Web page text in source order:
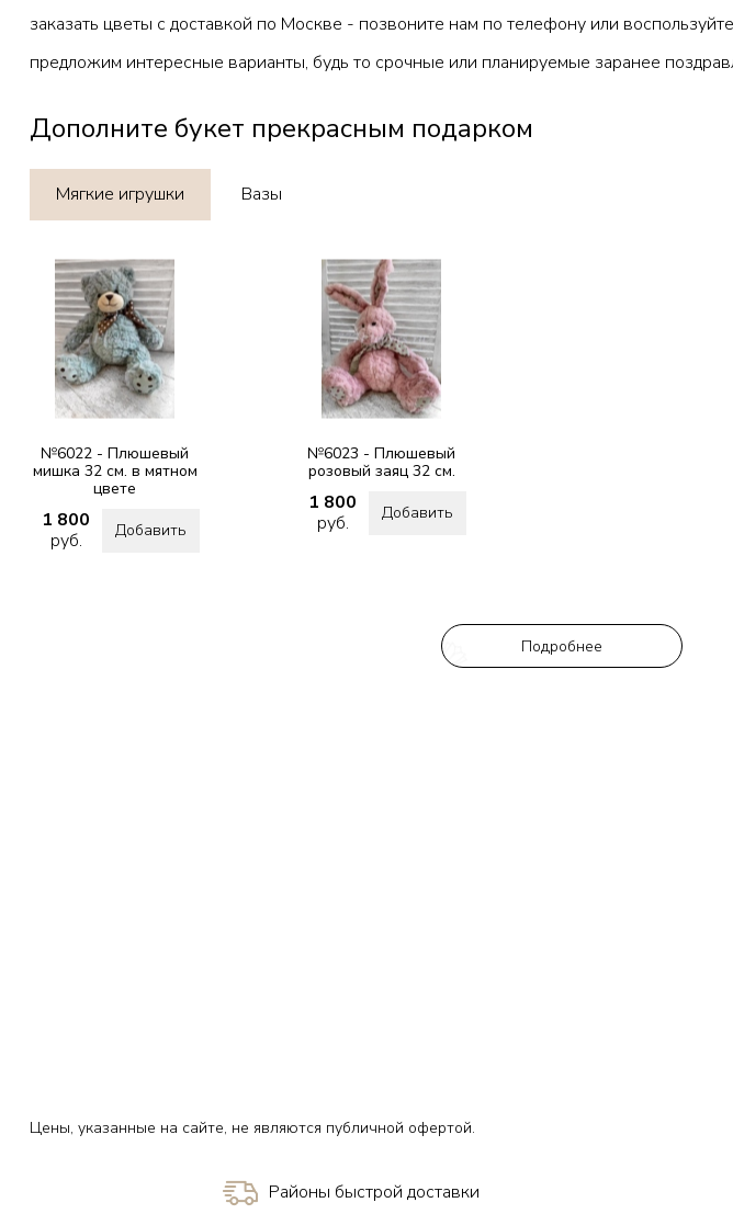
заказать цветы с доставкой по Москве - позвоните нам по телефону или
предложим интересные варианты, будь то срочные или планируемые заранее
Дополните букет прекрасным подарком
Мягкие игрушки Вазы
№6022 - Плюшевый
мишка 32 см. в мятном
цвете
1 800
руб.
Добавить
№6023 - Плюшевый
розовый заяц 32 см.
1 800
руб.
Добавить
Подробнее
Цены, указанные на сайте, не являются публичной офертой.
Районы быстрой доставки